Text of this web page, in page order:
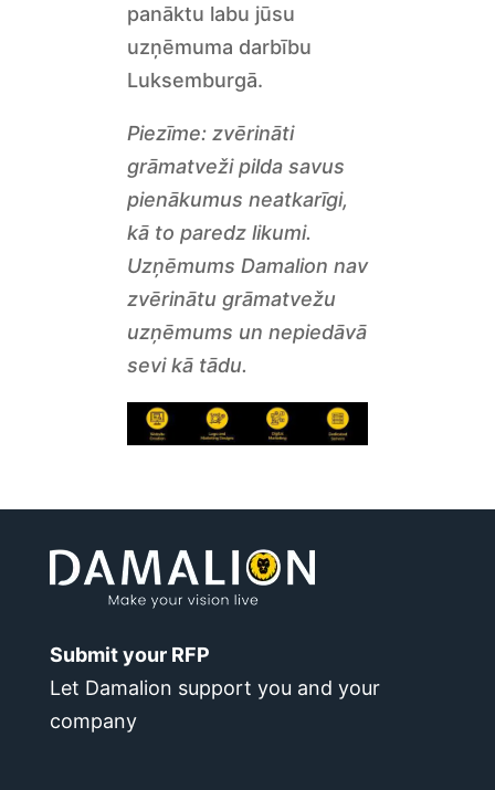
panāktu labu jūsu
uzņēmuma darbību
Luksemburgā.
Piezīme: zvērināti
grāmatveži pilda savus
pienākumus neatkarīgi,
kā to paredz likumi.
Uzņēmums Damalion nav
zvērinātu grāmatvežu
uzņēmums un nepiedāvā
sevi kā tādu.
Submit your RFP
Let Damalion support you and your
company